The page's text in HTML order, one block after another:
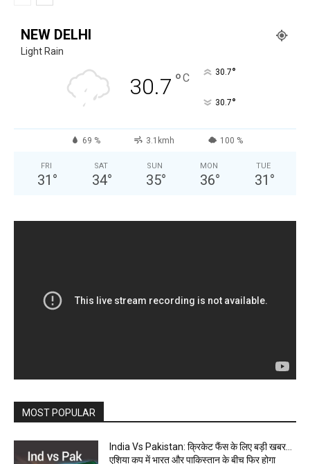
NEW DELHI
Light Rain
30.7 °C 30.7°
30.7°
69 % 3.1kmh 100 %
FRI
31 °
SAT
34°
SUN
35°
MON
36°
TUE
31 °
MOST POPULAR
India Vs Pakistan: क्रिकेट फैंस के लिए बड़ी खबर…
एशिया कप में भारत और पाकिस्तान के बीच फिर होगा